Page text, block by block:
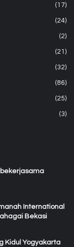
(17)
(24)
(2)
(21)
(32)
(86)
(25)
(3)
bekerjasama
International
Bekasi
Kidul Yogyakarta